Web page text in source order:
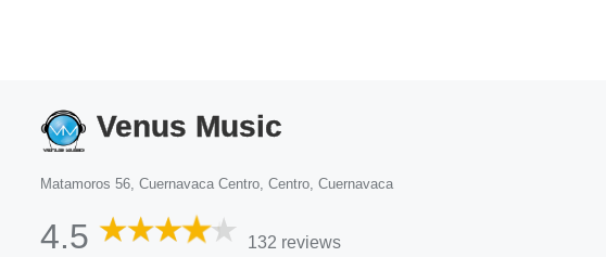
Venus Music
Matamoros 56, Cuernavaca Centro, Centro, Cuernavaca
4.5 132 reviews